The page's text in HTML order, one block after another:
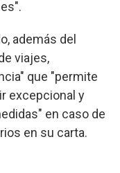
además del
viajes,
que "permite
excepcional y
en caso de
en su carta.